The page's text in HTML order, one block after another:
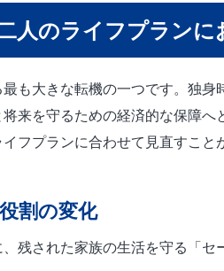
人のライフプランに
も大きな転機の一つです。独身
来を守るための経済的な保障へ
フプランに合わせて見直すこと
割の変化
残された家族の生活を守る「セ